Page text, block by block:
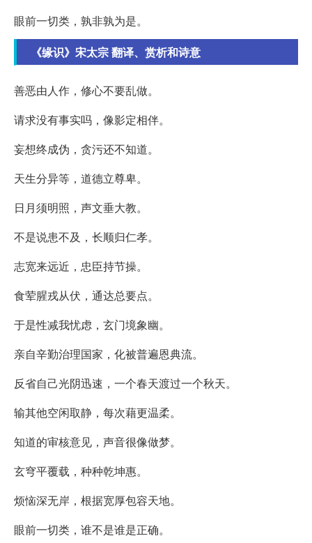
眼前一切类，孰非孰为是。
《缘识》宋太宗 翻译、赏析和诗意
善恶由人作，修心不要乱做。
请求没有事实吗，像影定相伴。
妄想终成伪，贪污还不知道。
天生分异等，道德立尊卑。
日月须明照，声文垂大教。
不是说患不及，长顺归仁孝。
志宽来远近，忠臣持节操。
食荤腥戎从伏，通达总要点。
于是性减我忧虑，玄门境象幽。
亲自辛勤治理国家，化被普遍恩典流。
反省自己光阴迅速，一个春天渡过一个秋天。
输其他空闲取静，每次藉更温柔。
知道的审核意见，声音很像做梦。
玄穹平覆载，种种乾坤惠。
烦恼深无岸，根据宽厚包容天地。
眼前一切类，谁不是谁是正确。